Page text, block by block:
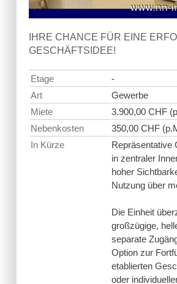
IHRE CHANCE FÜR EINE
GESCHÄFTSIDEE!
Etage
-
Art
Gewerbe
Miete
3.900,00 CHF
Nebenkosten
350,00 CHF
In Kürze
Repräsentative
in zentraler
hoher
Nutzung über
Die Einheit
großzügige,
separate
Option zur
etablierten
oder